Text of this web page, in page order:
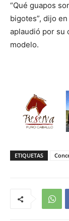
“Qué guapos
bigotes”, dijo
aplaudió por su
modelo.
ETIQUETAS